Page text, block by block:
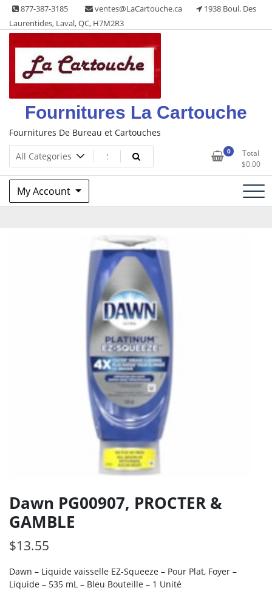
Skip
content
877-387-3185 ventes@LaCartouche.ca
1938 Boul. Des
Laurentides, Laval, QC, H7M2R3
Fournitures La Cartouche
Fournitures De Bureau et Cartouches
0
Total
$0.00
My Account
Dawn PG00907, PROCTER &
GAMBLE
$13.55
Dawn – Liquide vaisselle EZ-Squeeze – Pour Plat, Foyer –
Liquide – 535 mL – Bleu Bouteille – 1 Unité